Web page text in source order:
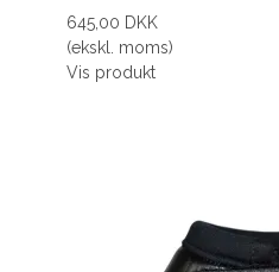
645,00 DKK
(ekskl. moms)
Vis produkt